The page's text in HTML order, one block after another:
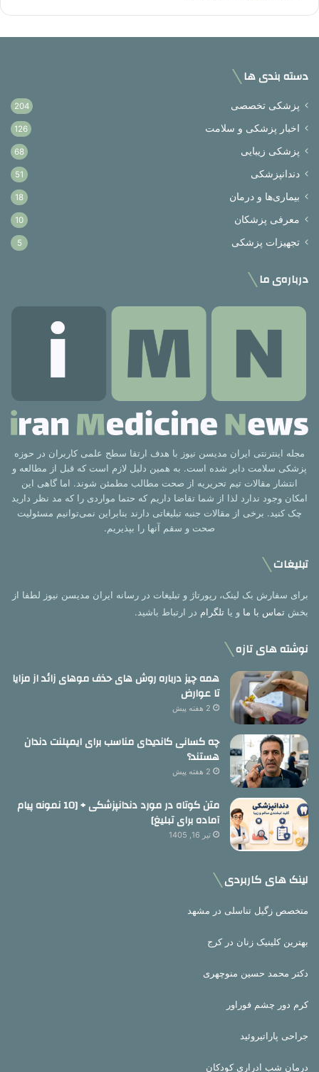
دسته بندی ها
پزشکی تخصصی 204
اخبار پزشکی و سلامت 126
پزشکی زیبایی 68
دندانپزشکی 51
بیماری‌ها و درمان 18
معرفی پزشکان 10
تجهیزات پزشکی 5
درباره‌ی ما
مجله اینترنتی ایران مدیسن نیوز با هدف ارتقا سطح علمی کاربران در حوزه
پزشکی سلامت دایر شده است. به همین دلیل لازم است که قبل از مطالعه و
انتشار مقالات تیم تحریریه از صحت مطالب مطمئن شوند. اما گاهی این
امکان وجود ندارد لذا از شما تقاضا داریم که حتما مواردی را که مد نظر دارید
چک کنید. برخی از مقالات جنبه تبلیغاتی دارند بنابراین نمی‌توانیم مسئولیت
صحت و سقم آنها را بپذیریم.
تبلیغات
برای سفارش بک لینک، رپورتاژ و تبلیغات در رسانه ایران مدیسن نیوز لطفا از
بخش تماس با ما و یا تلگرام در ارتباط باشید.
نوشته های تازه
همه چیز درباره روش های حذف موهای زائد از مزایا
تا عوارض
2 هفته پیش
چه کسانی کاندیدای مناسب برای ایمپلنت دندان
هستند؟
2 هفته پیش
متن کوتاه در مورد دندانپزشکی + [10 نمونه پیام
آماده برای تبلیغ]
تیر 16, 1405
لینک های کاربردی
متخصص زگیل تناسلی در مشهد
بهترین کلینیک زنان در کرج
دکتر محمد حسین منوچهری
کرم دور چشم فوراور
جراحی پاراتیروئید
درمان شب ادراری کودکان